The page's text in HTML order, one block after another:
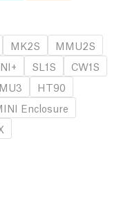
MK2S
MMU2S
SL1S
CW1S
HT90
Enclosure